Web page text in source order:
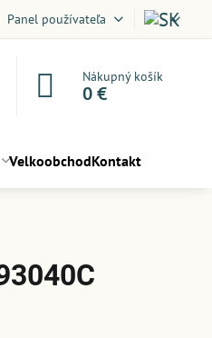
Panel používateľa
Nákupný košík
0 €
VelkoobchodKontakt